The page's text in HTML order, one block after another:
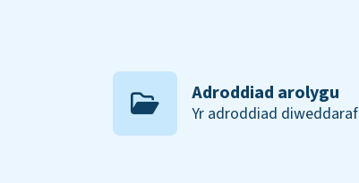
Adroddiad arolygu
Yr adroddiad diweddaraf